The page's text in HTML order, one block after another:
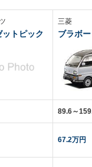
ットピック
三菱
ブラボー
89.6～
67.2万円